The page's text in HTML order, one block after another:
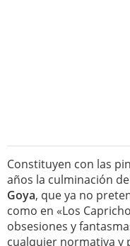
Constituyen con las
años la culminación
Goya, que ya no
como en «Los
obsesiones y
cualquier normativa y